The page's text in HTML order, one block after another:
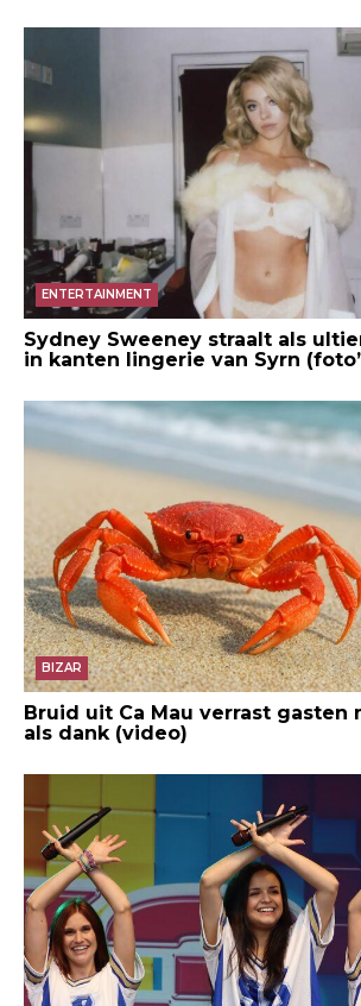
ENTERTAINMENT
Sydney Sweeney straalt als
in kanten lingerie van Syrn
BIZAR
Bruid uit Ca Mau verrast gasten
als dank (video)